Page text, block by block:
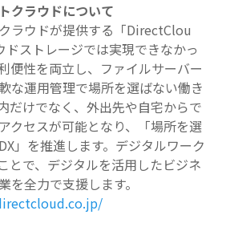
クラウドについて
ラウドが提供する「DirectClou
ドストレージでは実現できなかっ
便性を両⽴し、ファイルサーバー
な運用管理で場所を選ばない働き
だけでなく、外出先や自宅からで
クセスが可能となり、「場所を選
DX」を推進します。デジタルワーク
とで、デジタルを活⽤したビジネ
を全⼒で⽀援します。